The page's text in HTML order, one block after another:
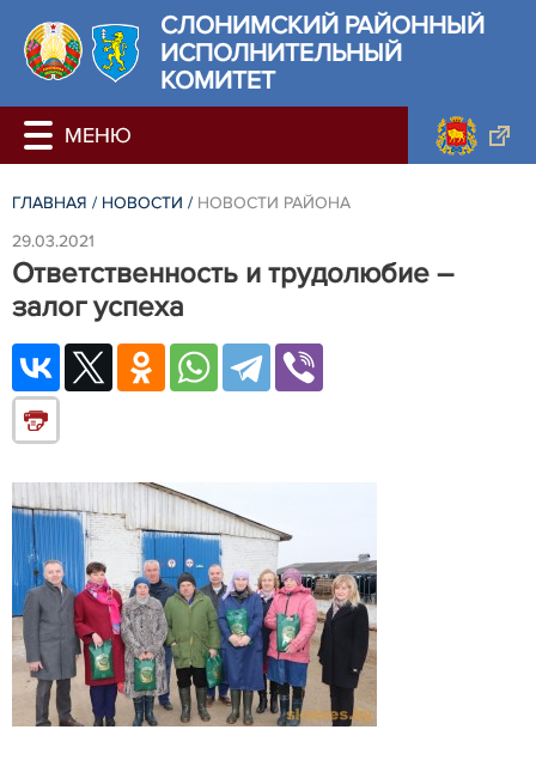
СЛОНИМСКИЙ РАЙОННЫЙ
ИСПОЛНИТЕЛЬНЫЙ
КОМИТЕТ
ГЛАВНАЯ / НОВОСТИ / НОВОСТИ РАЙОНА
29.03.2021
Ответственность и трудолюбие –
залог успеха